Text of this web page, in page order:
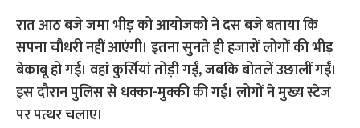
रात आठ बजे जमा भीड़ को आयोजकों ने दस बजे बताया कि
सपना चौधरी नहीं आएंगी। इतना सुनते ही हजारों लोगों की भीड़
बेकाबू हो गई। वहां कुर्सियां तोड़ी गईं, जबकि बोतलें उछालीं गईं।
इस दौरान पुलिस से धक्का-मुक्की की गई। लोगों ने मुख्य स्टेज
पर पत्थर चलाए।